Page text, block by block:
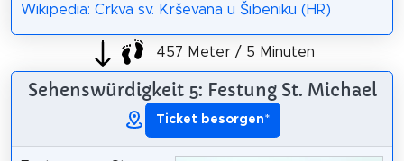
Wikipedia: Crkva sv. Krševana u Šibeniku (HR)
457 Meter / 5 Minuten
Sehenswürdigkeit 5: Festung St. Michael
Ticket besorgen*